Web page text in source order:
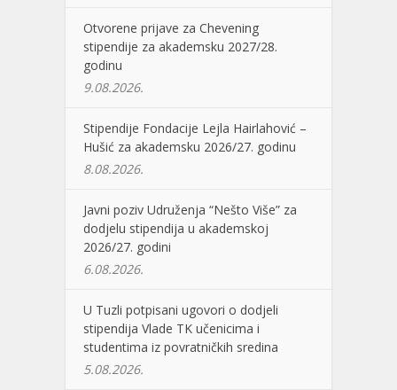
Otvorene prijave za Chevening
stipendije za akademsku 2027/28.
godinu
9.08.2026.
Stipendije Fondacije Lejla Hairlahović –
Hušić za akademsku 2026/27. godinu
8.08.2026.
Javni poziv Udruženja “Nešto Više” za
dodjelu stipendija u akademskoj
2026/27. godini
6.08.2026.
U Tuzli potpisani ugovori o dodjeli
stipendija Vlade TK učenicima i
studentima iz povratničkih sredina
5.08.2026.